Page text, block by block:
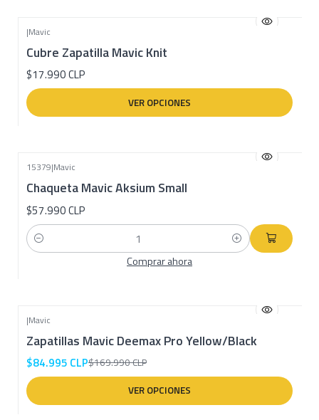
|Mavic
Cubre Zapatilla Mavic Knit
$17.990 CLP
VER OPCIONES
15379|Mavic
Chaqueta Mavic Aksium Small
$57.990 CLP
Cantidad
Comprar ahora
|Mavic
Zapatillas Mavic Deemax Pro Yellow/Black
$84.995 CLP$169.990 CLP
VER OPCIONES